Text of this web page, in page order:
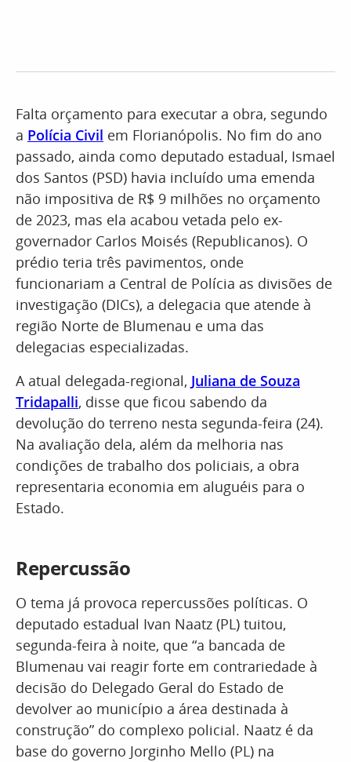
Falta orçamento para executar a obra, segundo
a Polícia Civil em Florianópolis. No fim do ano
passado, ainda como deputado estadual, Ismael
dos Santos (PSD) havia incluído uma emenda
não impositiva de R$ 9 milhões no orçamento
de 2023, mas ela acabou vetada pelo ex-
governador Carlos Moisés (Republicanos). O
prédio teria três pavimentos, onde
funcionariam a Central de Polícia as divisões de
investigação (DICs), a delegacia que atende à
região Norte de Blumenau e uma das
delegacias especializadas.
A atual delegada-regional, Juliana de Souza
Tridapalli, disse que ficou sabendo da
devolução do terreno nesta segunda-feira (24).
Na avaliação dela, além da melhoria nas
condições de trabalho dos policiais, a obra
representaria economia em aluguéis para o
Estado.
Repercussão
O tema já provoca repercussões políticas. O
deputado estadual Ivan Naatz (PL) tuitou,
segunda-feira à noite, que “a bancada de
Blumenau vai reagir forte em contrariedade à
decisão do Delegado Geral do Estado de
devolver ao município a área destinada à
construção” do complexo policial. Naatz é da
base do governo Jorginho Mello (PL) na